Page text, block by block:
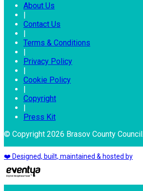
About Us
|
Contact Us
|
Terms & Conditions
|
Privacy Policy
|
Cookie Policy
|
Copyright
|
Press Kit
© Copyright 2026 Brasov County
❤️ Designed, built, maintained & hosted by